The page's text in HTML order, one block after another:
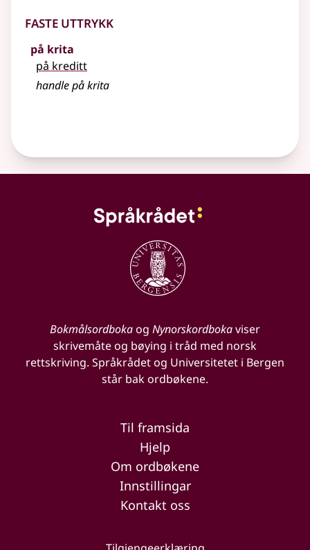
Faste uttrykk
på krita
på kreditt
handle på krita
Bokmålsordbokaog Nynorskordbokaviser
skrivemåte og bøying i tråd med norsk
rettskriving. Språkrådet og Universitetet i Bergen
står bak ordbøkene.
Til framsida
Hjelp
Om ordbøkene
Innstillingar
Kontakt oss